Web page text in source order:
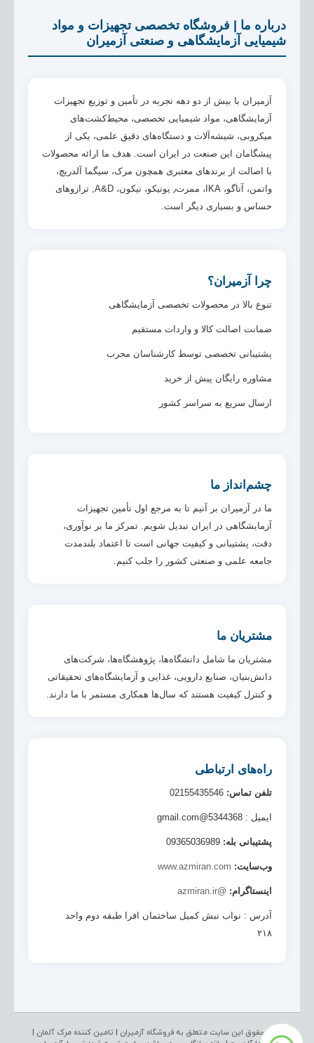
درباره ما | فروشگاه تخصصی تجهیزات و مواد
شیمیایی آزمایشگاهی و صنعتی آزمیران
آزمیران با بیش از دو دهه تجربه در تأمین و توزیع تجهیزات
آزمایشگاهی، مواد شیمیایی تخصصی، محیط‌کشت‌های
میکروبی، شیشه‌آلات و دستگاه‌های دقیق علمی، یکی از
پیشگامان این صنعت در ایران است. هدف ما ارائه محصولات
با اصالت از برندهای معتبری همچون مرک، سیگما آلدریچ،
واتمن، آتاگو، IKA، ممرت٫ یونیکو، نیکون، A&D, ترازوهای
حساس و بسیاری دیگر است.
چرا آزمیران؟
تنوع بالا در محصولات تخصصی آزمایشگاهی
ضمانت اصالت کالا و واردات مستقیم
پشتیبانی تخصصی توسط کارشناسان مجرب
مشاوره رایگان پیش از خرید
ارسال سریع به سراسر کشور
چشم‌انداز ما
ما در آزمیران بر آنیم تا به مرجع اول تأمین تجهیزات
آزمایشگاهی در ایران تبدیل شویم. تمرکز ما بر نوآوری،
دقت، پشتیبانی و کیفیت جهانی است تا اعتماد بلندمدت
جامعه علمی و صنعتی کشور را جلب کنیم.
مشتریان ما
مشتریان ما شامل دانشگاه‌ها، پژوهشگاه‌ها، شرکت‌های
دانش‌بنیان، صنایع دارویی، غذایی و آزمایشگاه‌های تحقیقاتی
و کنترل کیفیت هستند که سال‌ها همکاری مستمر با ما دارند.
راه‌های ارتباطی
تلفن تماس:
ایمیل : 5344368@gmail.com
پشتیبانی بله:
وب‌سایت: www.azmiran.com
اینستاگرام: @azmiran.ir
آدرس : نواب نبش کمیل ساختمان افرا طبقه دوم واحد
۲۱۸
کلیه حقوق این سایت متعلق به فروشگاه آزمیران | تامین کننده مرک آلمان |